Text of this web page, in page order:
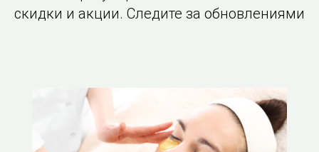
скидки и акции. Следите за обновлениями